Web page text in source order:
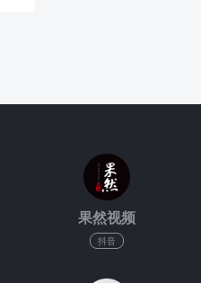
果然视频
抖音